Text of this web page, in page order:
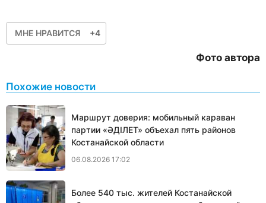
МНЕ НРАВИТСЯ +4
Фото автора
Похожие новости
Маршрут доверия: мобильный караван
партии «ӘДІЛЕТ» объехал пять районов
Костанайской области
06.08.2026 17:02
Более 540 тыс. жителей Костанайской